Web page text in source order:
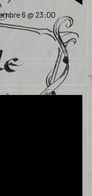
6 @ 23:00